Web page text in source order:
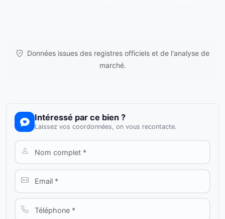
Données issues des registres officiels et de l'analyse de
marché.
Intéressé par ce bien ?
Laissez vos coordonnées, on vous recontacte.